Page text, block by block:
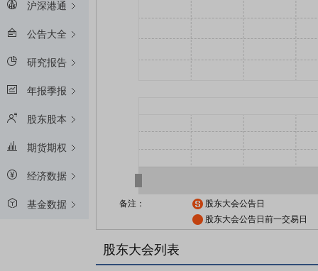
沪深港通
公告大全
研究报告
年报季报
股东股本
期货期权
经济数据
基金数据 备注：
股东大会公告日
股东大会公告日前一交易日
股东大会列表